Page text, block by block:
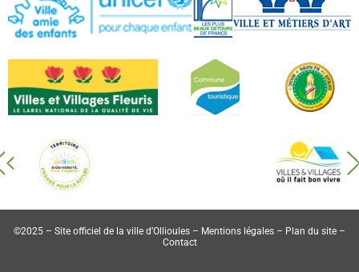
©2025 – Site officiel de la ville d’Ollioules – Mentions légales – Plan du site –
Contact